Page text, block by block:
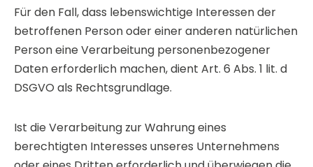
Für den Fall, dass lebenswichtige Interessen der
betroffenen Person oder einer anderen natürlichen
Person eine Verarbeitung personenbezogener
Daten erforderlich machen, dient Art. 6 Abs. 1 lit. d
DSGVO als Rechtsgrundlage.
Ist die Verarbeitung zur Wahrung eines
berechtigten Interesses unseres Unternehmens